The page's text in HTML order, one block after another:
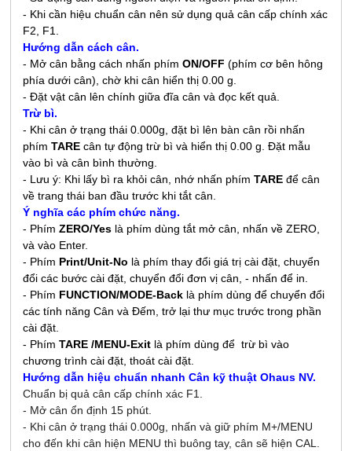
- Khi cần hiệu chuẩn cân nên sử dụng quả cân cấp chính xác
F2, F1.
Hướng dẫn cách cân.
- Mở cân bằng cách nhấn phím ON/OFF (phím cơ bên hông
phía dưới cân), chờ khi cân hiển thị 0.00 g.
- Đặt vật cân lên chính giữa đĩa cân và đọc kết quả.
Trừ bì.
- Khi cân ở trạng thái 0.000g, đặt bì lên bàn cân rồi nhấn
phímTARE cân tự động trừ bì và hiển thị 0.00 g. Đặt mẫu
vào bì và cân bình thường.
- Lưu ý: Khi lấy bì ra khỏi cân, nhớ nhấn phímTARE để cân
về trang thái ban đầu trước khi tắt cân.
Ý nghĩa các phím chức năng.
- PhímZERO/Yes là phím dùng tắt mở cân, nhấn về ZERO,
và vào Enter.
- Phím Print/Unit-No là phím thay đổi giá trị cài đặt, chuyển
đổi các bước cài đặt, chuyển đổi đơn vị cân, - nhấn để in.
- Phím FUNCTION/MODE-Back là phím dùng để chuyển đổi
các tính năng Cân và Đếm, trở lại thư mục trước trong phần
cài đặt.
- PhímTARE /MENU-Exit là phím dùng để trừ bì vào
chương trình cài đặt, thoát cài đặt.
Hướng dẫn hiệu chuẩn nhanh Cân kỹ thuật Ohaus NV.
Chuẩn bị quả cân cấp chính xác F1.
- Mở cân ổn định 15 phút.
- Khi cân ở trạng thái 0.000g, nhấn và giữ phím M+/MENU
cho đến khi cân hiện MENU thì buông tay, cân sẽ hiện CAL.